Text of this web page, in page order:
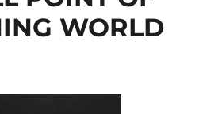
WORLD